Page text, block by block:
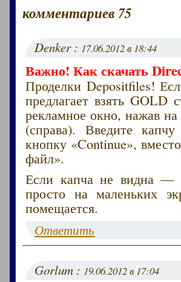
комментариев 75
Denker : 17.06.2012 в 18:44
Важно! Как скачать
Проделки Depositfiles!
предлагает взять GOLD
рекламное окно, нажав
(справа). Введите
кнопку «Continue»,
файл».
Если капча не видна —
просто на маленьких
помещается.
Ответить
Gorlum : 19.06.2012 в 17:04